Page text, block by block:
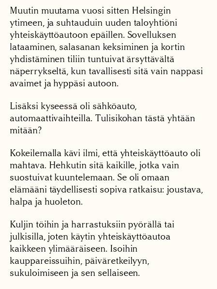
Muutin muutama vuosi sitten Helsingin
ytimeen, ja suhtauduin uuden taloyhtiöni
yhteiskäyttöautoon epäillen. Sovelluksen
lataaminen, salasanan keksiminen ja kortin
yhdistäminen tiliin tuntuivat ärsyttävältä
näperrykseltä, kun tavallisesti sitä vain nappasi
avaimet ja hyppäsi autoon.
Lisäksi kyseessä oli sähköauto,
automaattivaihteilla. Tulisikohan tästä yhtään
mitään?
Kokeilemalla kävi ilmi, että yhteiskäyttöauto oli
mahtava. Hehkutin sitä kaikille, jotka vain
suostuivat kuuntelemaan. Se oli omaan
elämääni täydellisesti sopiva ratkaisu: joustava,
halpa ja huoleton.
Kuljin töihin ja harrastuksiin pyörällä tai
julkisilla, joten käytin yhteiskäyttöautoa
kaikkeen ylimääräiseen. Isoihin
kauppareissuihin, päiväretkeilyyn,
sukuloimiseen ja sen sellaiseen.